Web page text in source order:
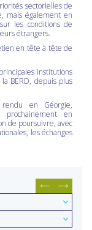
sectorielles de
mais également en
les conditions de
étrangers.
en tête à tête de
institutions
BERD, depuis plus
en Géorgie,
en
de poursuivre, avec
les échanges